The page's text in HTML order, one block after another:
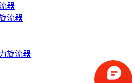
器
流器
旋流器